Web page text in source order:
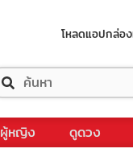
โหลดแอปกล่อ
ผู้หญิง ดูดวง